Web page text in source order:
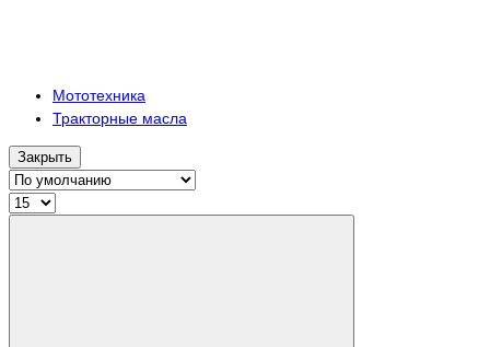
Мототехника
Тракторные масла
Закрыть